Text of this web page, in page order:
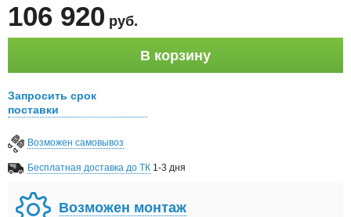
106 920 руб.
В корзину
Запросить срок
поставки
Возможен самовывоз
Бесплатная доставка до ТК 1-3 дня
Возможен монтаж